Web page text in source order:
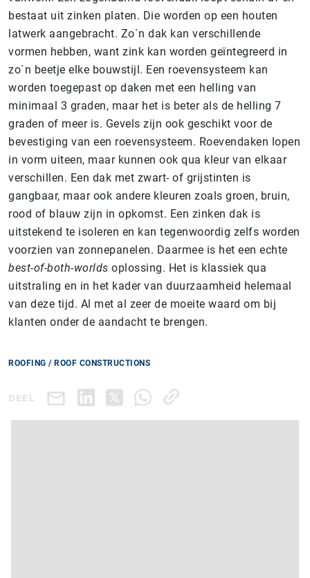
bestaat uit zinken platen. Die worden op een houten
latwerk aangebracht. Zo`n dak kan verschillende
vormen hebben, want zink kan worden geïntegreerd in
zo`n beetje elke bouwstijl. Een roevensysteem kan
worden toegepast op daken met een helling van
minimaal 3 graden, maar het is beter als de helling 7
graden of meer is. Gevels zijn ook geschikt voor de
bevestiging van een roevensysteem. Roevendaken lopen
in vorm uiteen, maar kunnen ook qua kleur van elkaar
verschillen. Een dak met zwart- of grijstinten is
gangbaar, maar ook andere kleuren zoals groen, bruin,
rood of blauw zijn in opkomst. Een zinken dak is
uitstekend te isoleren en kan tegenwoordig zelfs worden
voorzien van zonnepanelen. Daarmee is het een echte
best-of-both-worlds oplossing. Het is klassiek qua
uitstraling en in het kader van duurzaamheid helemaal
van deze tijd. Al met al zeer de moeite waard om bij
klanten onder de aandacht te brengen.
ROOFING / ROOF CONSTRUCTIONS
DEEL